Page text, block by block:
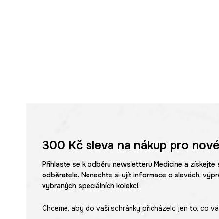
300 Kčsleva na nákup pro
Přihlaste se k odběru newsletteru Medicine a získejte
odběratele. Nenechte si ujít informace o slevách,
vybraných speciálních kolekcí.
Chceme, aby do vaší schránky přicházelo jen to, co